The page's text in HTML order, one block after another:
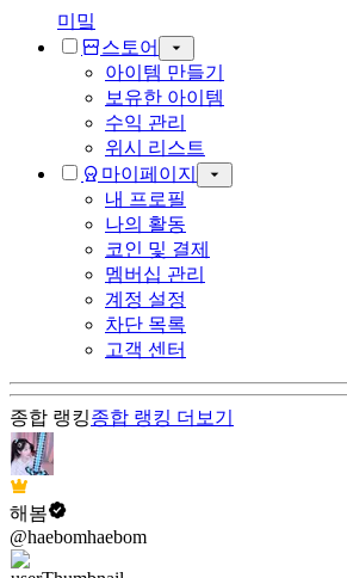
미밐
스토어
아이템 만들기
보유한 아이템
수익 관리
위시 리스트
마이페이지
내 프로필
나의 활동
코인 및 결제
멤버십 관리
계정 설정
차단 목록
고객 센터
종합 랭킹종합 랭킹 더보기
해봄
@haebomhaebom